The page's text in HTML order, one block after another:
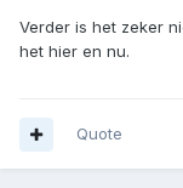
Verder is het zeker
het hier en nu.
Quote